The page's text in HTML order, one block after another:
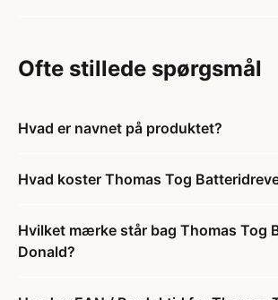
Ofte stillede spørgsmål
Hvad er navnet på produktet?
Hvad koster Thomas Tog
Hvilket mærke står bag Thomas Tog
Donald?